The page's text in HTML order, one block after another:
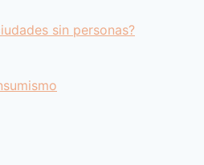
sin personas?